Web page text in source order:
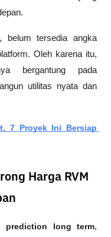
belum tersedia angka
Oleh karena itu,
bergantung pada
utilitas nyata dan
7 Proyek Ini Bersiap
Harga RVM
prediction long term,